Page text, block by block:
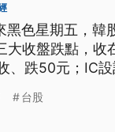
色星期五，韓
大收盤跌點，
、跌50元；IC
台股